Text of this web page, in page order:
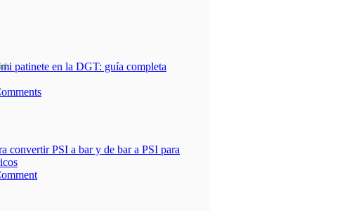
patinete en la DGT: guía completa
convertir PSI a bar y de bar a PSI para